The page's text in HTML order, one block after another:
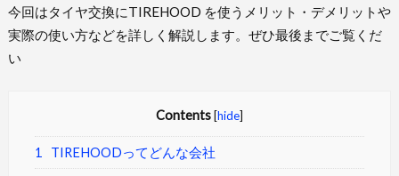
今回はタイヤ交換にTIREHOOD を使うメリット・デメリットや
実際の使い方などを詳しく解説します。ぜひ最後までご覧くだ
い
Contents [hide]
1 TIREHOODってどんな会社